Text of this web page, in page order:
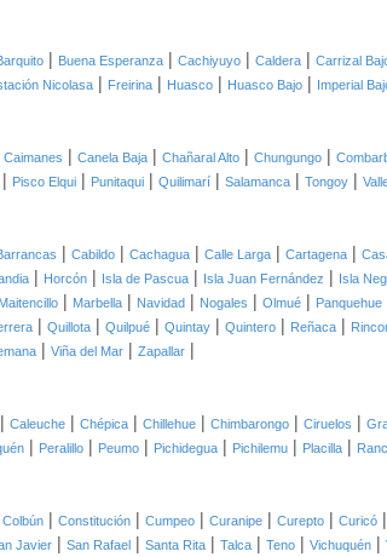
| Buena Esperanza | Cachiyuyo | Caldera | Carrizal
Nicolasa | Freirina | Huasco | Huasco Bajo | Imperial
Caimanes | Canela Baja | Chañaral Alto | Chungungo |
| Pisco Elqui | Punitaqui | Quilimarí | Salamanca | Tongoy |
| Cabildo | Cachagua | Calle Larga | Cartagena |
| Horcón | Isla de Pascua | Isla Juan Fernández | Isla
Maitencillo | Marbella | Navidad | Nogales | Olmué | Panquehue
| Quillota | Quilpué | Quintay | Quintero | Reñaca |
| Viña del Mar | Zapallar |
| Caleuche | Chépica | Chillehue | Chimbarongo | Ciruelos |
| Peralillo | Peumo | Pichidegua | Pichilemu | Placilla |
Colbún | Constitución | Cumpeo | Curanipe | Curepto | Curicó |
Javier | San Rafael | Santa Rita | Talca | Teno | Vichuquén |